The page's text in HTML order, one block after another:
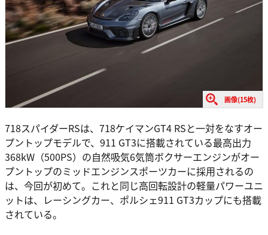
画像(15枚)
718スパイダーRSは、718ケイマンGT4 RSと一対をなすオー
プントップモデルで、911 GT3に搭載されている最高出力
368kW（500PS）の自然吸気6気筒ボクサーエンジンがオー
プントップのミッドエンジンスポーツカーに採用されるの
は、今回が初めて。これと同じ高回転設計の軽量パワーユニ
ットは、レーシングカー、ポルシェ911 GT3カップにも搭載
されている。